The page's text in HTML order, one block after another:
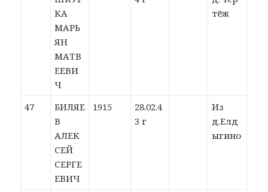
КА
МАРЬ
ЯН
МАТВ
ЕЕВИ
Ч
тёж
47
БИЛЯЕ
В
АЛЕК
СЕЙ
СЕРГЕ
ЕВИЧ
1915
28.02.4
3 г
Из
д.Елд
ыгино